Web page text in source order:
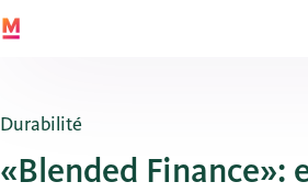
Durabilité
«Blended Finance»: